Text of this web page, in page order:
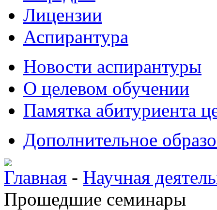
Лицензии
Аспирантура
Новости аспирантуры
О целевом обучении
Памятка абитуриента
Дополнительное
Главная - Научная
Прошедшие семинары